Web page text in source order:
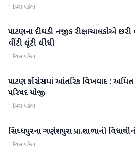
1 દિવસ પહેલા
પાટણ
પાટણના દીઘડી નજીક રીક્ષાચાલકોએ છરી
વીંટી લૂંટી લીધી
1 દિવસ પહેલા
પાટણ
પાટણ કોંગ્રેસમાં આંતરિક વિખવાદ : અમિત
પરિષદ યોજી
1 દિવસ પહેલા
પાટણ
સિધ્ધપુરના ગણેશપુરા પ્રા.શાળાની
1 દિવસ પહેલા